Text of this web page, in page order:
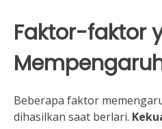
Faktor-faktor
Beberapa faktor
dihasilkan saat berlari.